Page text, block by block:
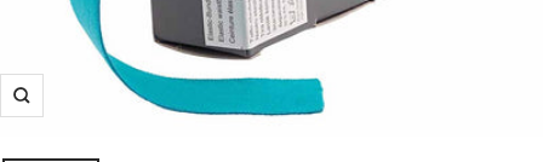
Suurenna